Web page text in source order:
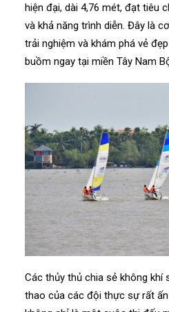
hiện đại, dài 4,76 mét, đạt tiêu
và khả năng trình diễn. Đây là
trải nghiệm và khám phá vẻ
buồm ngay tại miền Tây Nam
Các thủy thủ chia sẻ không khí
thao của các đội thực sự rất